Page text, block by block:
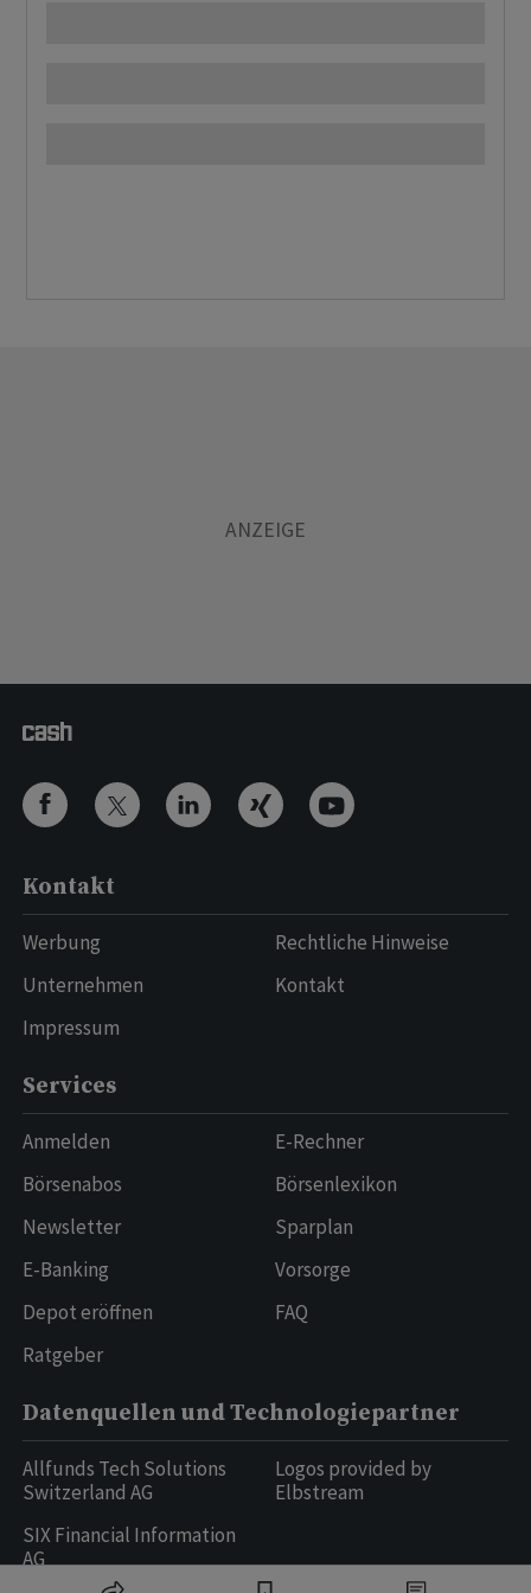
Kontakt
Werbung
Unternehmen
Impressum
Rechtliche Hinweise
Kontakt
Services
Anmelden
Börsenabos
Newsletter
E-Banking
Depot eröffnen
Ratgeber
E-Rechner
Börsenlexikon
Sparplan
Vorsorge
FAQ
Datenquellen und Technologiepartner
Allfunds Tech Solutions
Switzerland AG
SIX Financial Information
AG
Logos provided by
Elbstream